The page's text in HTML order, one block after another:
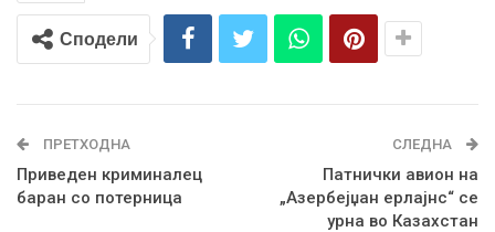
Сподели
ПРЕТХОДНА
Приведен криминалец
баран со потерница
СЛЕДНА
Патнички авион на
„Азербејџан ерлајнс“ се
урна во Казахстан